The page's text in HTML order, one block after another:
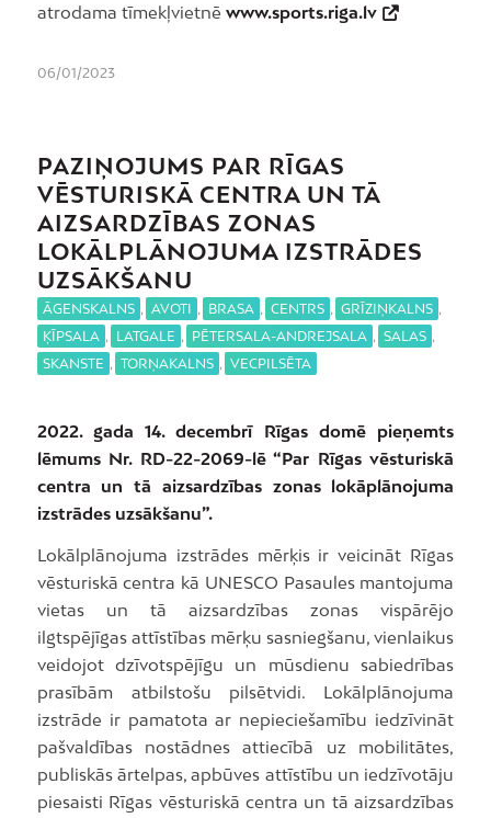
atrodama tīmekļvietnē www.sports.riga.lv
06/01/2023
PAZIŅOJUMS PAR RĪGAS
VĒSTURISKĀ CENTRA UN TĀ
AIZSARDZĪBAS ZONAS
LOKĀLPLĀNOJUMA IZSTRĀDES
UZSĀKŠANU
ĀGENSKALNS , AVOTI , BRASA , CENTRS , GRĪZIŅKALNS ,
ĶĪPSALA , LATGALE , PĒTERSALA-ANDREJSALA , SALAS ,
SKANSTE , TORŅAKALNS , VECPILSĒTA
2022. gada 14. decembrī Rīgas domē pieņemts
lēmums Nr. RD-22-2069-lē “Par Rīgas vēsturiskā
centra un tā aizsardzības zonas lokāplānojuma
izstrādes uzsākšanu”.
Lokālplānojuma izstrādes mērķis ir veicināt Rīgas
vēsturiskā centra kā UNESCO Pasaules mantojuma
vietas un tā aizsardzības zonas vispārējo
ilgtspējīgas attīstības mērķu sasniegšanu, vienlaikus
veidojot dzīvotspējīgu un mūsdienu sabiedrības
prasībām atbilstošu pilsētvidi. Lokālplānojuma
izstrāde ir pamatota ar nepieciešamību iedzīvināt
pašvaldības nostādnes attiecībā uz mobilitātes,
publiskās ārtelpas, apbūves attīstību un iedzīvotāju
piesaisti Rīgas vēsturiskā centra un tā aizsardzības